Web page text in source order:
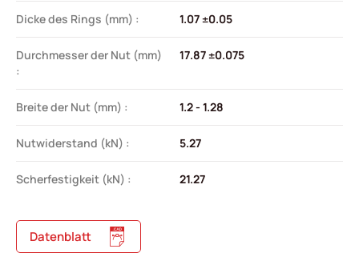
Dicke des Rings (mm) : 1.07 ±0.05
Durchmesser der Nut (mm)
:
17.87 ±0.075
Breite der Nut (mm) : 1.2 - 1.28
Nutwiderstand (kN) : 5.27
Scherfestigkeit (kN) : 21.27
Datenblatt